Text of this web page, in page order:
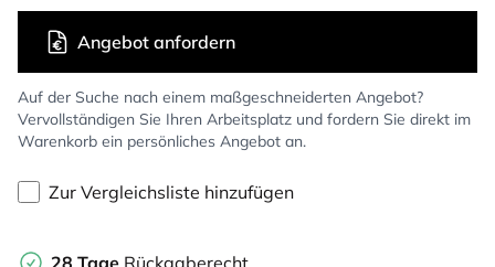
Auf der Suche nach einem maßgeschneiderten Angebot?
Vervollständigen Sie Ihren Arbeitsplatz und fordern Sie direkt im
Warenkorb ein persönliches Angebot an.
Angebot anfordern
Zur Vergleichsliste hinzufügen